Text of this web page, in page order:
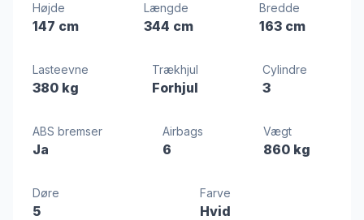
Højde
147 cm
Længde
344 cm
Bredde
163 cm
Lasteevne
380 kg
Trækhjul
Forhjul
Cylindre
3
ABS bremser
Ja
Airbags
6
Vægt
860 kg
Døre
5
Farve
Hvid